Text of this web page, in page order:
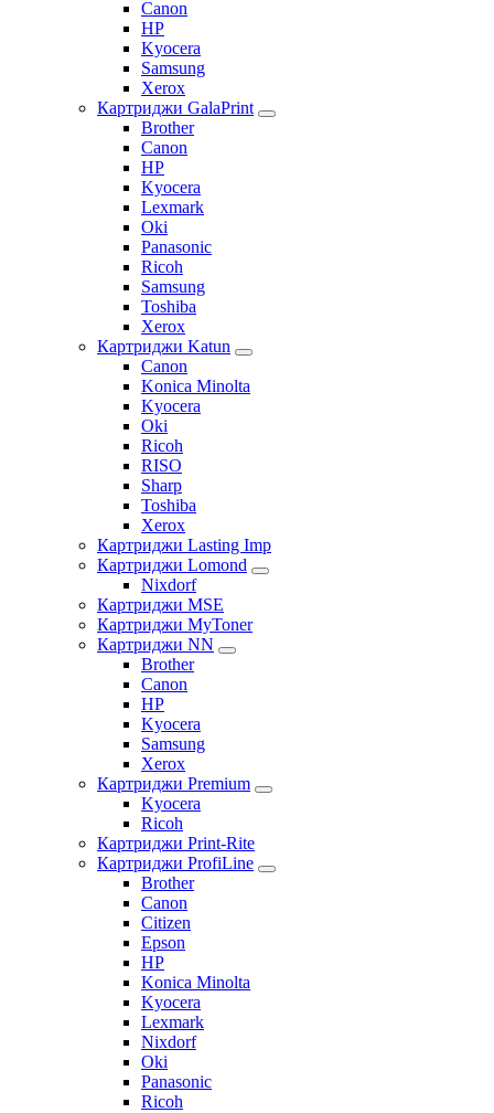
Canon
HP
Kyocera
Samsung
Xerox
Картриджи GalaPrint
Brother
Canon
HP
Kyocera
Lexmark
Oki
Panasonic
Ricoh
Samsung
Toshiba
Xerox
Картриджи Katun
Canon
Konica Minolta
Kyocera
Oki
Ricoh
RISO
Sharp
Toshiba
Xerox
Картриджи Lasting Imp
Картриджи Lomond
Nixdorf
Картриджи MSE
Картриджи MyToner
Картриджи NN
Brother
Canon
HP
Kyocera
Samsung
Xerox
Картриджи Premium
Kyocera
Ricoh
Картриджи Print-Rite
Картриджи ProfiLine
Brother
Canon
Citizen
Epson
HP
Konica Minolta
Kyocera
Lexmark
Nixdorf
Oki
Panasonic
Ricoh